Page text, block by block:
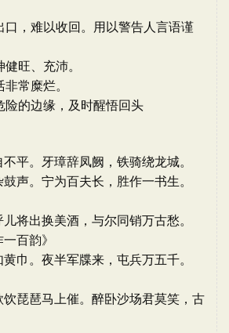
口，难以收回。用以警告人言语谨
旺、充沛。
常糜烂。
险的边缘，及时醒悟回头
平。牙璋辞凤阙，铁骑绕龙城。
声。宁为百夫长，胜作一书生。
将出换美酒，与尔同销万古愁。
百韵》
巾。夜半军牒来，屯兵万五千。
琵琶马上催。醉卧沙场君莫笑，古